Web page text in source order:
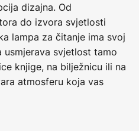
dizajna. Od
do izvora svjetlosti
lampa za čitanje ima svoj
svjetlost tamo
knjige, na bilježnicu ili na
atmosferu koja vas